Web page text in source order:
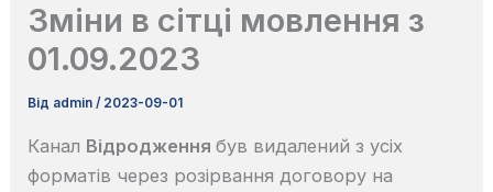
Зміни в сітці мовлення з
01.09.2023
Від admin/ 2023-09-01
Канал Відродженнябув видалений з усіх
форматів через розірвання договору на